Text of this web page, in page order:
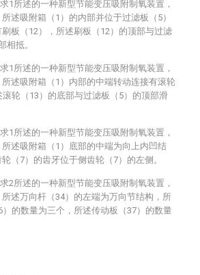
1所述的一种新型节能变压吸附制氧装置，
述吸附箱（1）的内部并位于过滤板（5）
板（12），所述刷板（12）的顶部与过滤
相抵。
1所述的一种新型节能变压吸附制氧装置，
述吸附箱（1）内部的中端转动连接有滚轮
滚轮（13）的底部与过滤板（5）的顶部滑
1所述的一种新型节能变压吸附制氧装置，
述吸附箱（1）底部的中端为向上内凹结
（7）的齿牙位于侧齿轮（7）的左侧。
2所述的一种新型节能变压吸附制氧装置，
述万向杆（34）的左端为万向节结构，所
）的数量为三个，所述传动板（37）的数量